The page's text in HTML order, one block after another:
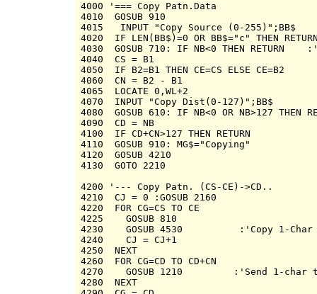
4000 '=== Copy Patn.Data
4010  GOSUB 910
4015   INPUT "Copy Source (0-255)";BB$
4020  IF LEN(BB$)=0 OR BB$="c" THEN
4030  GOSUB 710: IF NB<0 THEN RETURN
4040  CS = B1
4050  IF B2=B1 THEN CE=CS ELSE CE=B2
4060  CN = B2 - B1
4065  LOCATE 0,WL+2
4070  INPUT "Copy Dist(0-127)";BB$
4080  GOSUB 610: IF NB<0 OR NB>127 THEN
4090  CD = NB
4100  IF CD+CN>127 THEN RETURN
4110  GOSUB 910: MG$="Copying"
4120  GOSUB 4210
4130  GOTO 2210
4200 '--- Copy Patn. (CS-CE)->CD..
4210  CJ = 0 :GOSUB 2160
4220  FOR CG=CS TO CE
4225    GOSUB 810
4230    GOSUB 4530          :'Copy 1-Char
4240    CJ = CJ+1
4250  NEXT
4260  FOR CG=CD TO CD+CN
4270    GOSUB 1210         :'Send 1-char
4280  NEXT